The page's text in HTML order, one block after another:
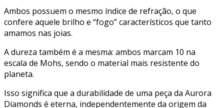
Ambos possuem o mesmo índice de refração, o que
confere aquele brilho e “fogo” característicos que tanto
amamos nas joias.
A dureza também é a mesma: ambos marcam 10 na
escala de Mohs, sendo o material mais resistente do
planeta.
Isso significa que a durabilidade de uma peça da Aurora
Diamonds é eterna, independentemente da origem da